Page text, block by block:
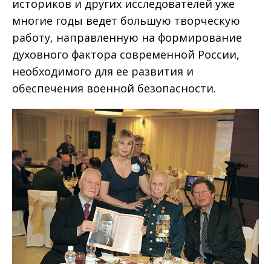
историков и других исследователей уже
многие годы ведет большую творческую
работу, направленную на формирование
духовного фактора современной России,
необходимого для ее развития и
обеспечения военной безопасности.